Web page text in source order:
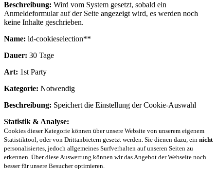
Beschreibung: Wird vom System gesetzt, sobald ein
Anmeldeformular auf der Seite angezeigt wird, es werden noch
keine Inhalte geschrieben.
Name: ld-cookieselection**
Dauer: 30 Tage
Art: 1st Party
Kategorie: Notwendig
Beschreibung: Speichert die Einstellung der Cookie-Auswahl
Statistik & Analyse:
Cookies dieser Kategorie können über unsere Website von unserem eigenem
Statistiktool, oder von Drittanbietern gesetzt werden. Sie dienen dazu, ein nicht
personalisiertes, jedoch allgemeines Surfverhalten auf unseren Seiten zu
erkennen. Über diese Auswertung können wir das Angebot der Webseite noch
besser für unsere Besucher optimieren.